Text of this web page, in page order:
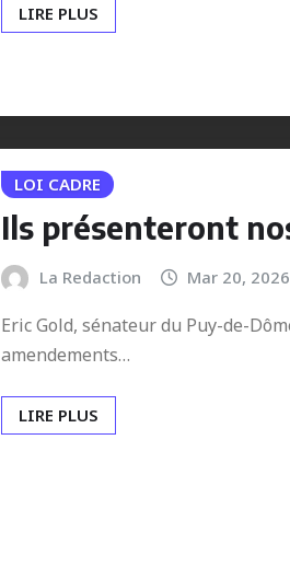
LIRE PLUS
LOI CADRE
Ils présenteront
La Redaction Mar 20, 2026
Eric Gold, sénateur du Puy-de-
amendements…
LIRE PLUS